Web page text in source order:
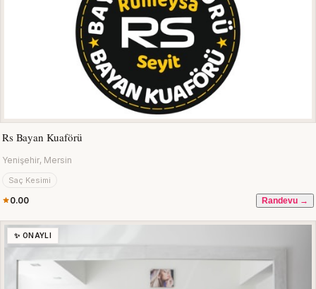
Rs Bayan Kuaförü
Yenişehir, Mersin
Saç Kesimi
0.00 Randevu →
✨ ONAYLI